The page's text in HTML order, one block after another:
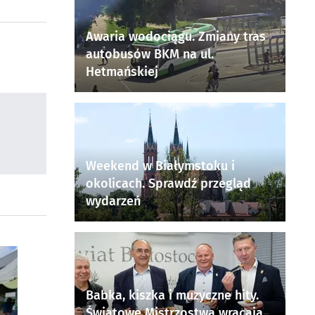
Awaria wodociągu. Zmiany tras
autobusów BKM na ul.
Hetmańskiej
Weekend w Białymstoku i
okolicach. Sprawdź przegląd
wydarzeń
Babka, kiszka i muzyczne hity.